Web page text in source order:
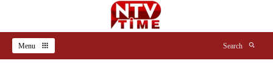
Menu Search